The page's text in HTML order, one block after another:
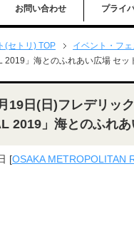
お問い合わせ プライ
(セトリ) TOP イベント・フェ
2019」海とのふれあい広場 セッ
19日(日)フレデリッ
2019」海とのふれ
[OSAKA METROPOLITAN